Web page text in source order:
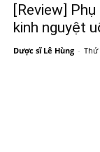
[Review]
kinh nguyệt
Dược sĩ Lê Hùng - Thứ